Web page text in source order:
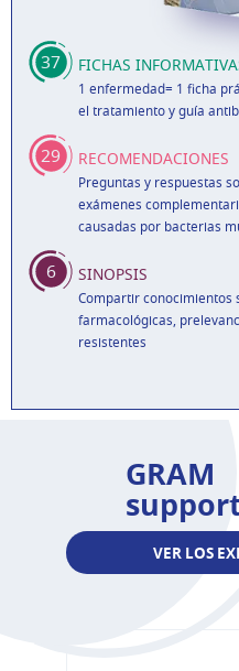
37 FICHAS
1 enfermedad= 1 ficha
el tratamiento y guía
29 RECOMENDACIONES
Preguntas y respuestas
exámenes
causadas por bacterias
6 SINOPSIS
Compartir conocimientos
farmacológicas,
resistentes
GRAM
VER LOS